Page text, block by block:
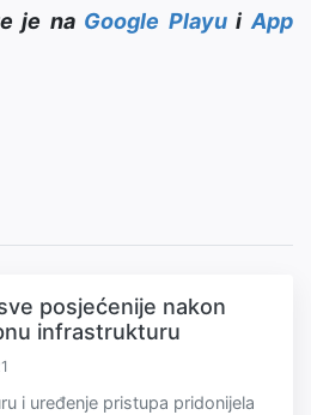
je na Google PlayuiApp
posjećenije nakon
infrastrukturu
i uređenje pristupa pridonijela